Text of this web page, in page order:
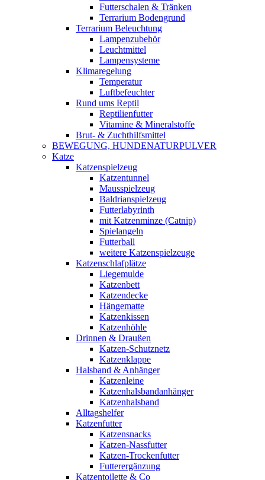
Futterschalen & Tränken
Terrarium Bodengrund
Terrarium Beleuchtung
Lampenzubehör
Leuchtmittel
Lampensysteme
Klimaregelung
Temperatur
Luftbefeuchter
Rund ums Reptil
Reptilienfutter
Vitamine & Mineralstoffe
Brut- & Zuchthilfsmittel
BEWEGUNG, HUNDENATURPULVER
Katze
Katzenspielzeug
Katzentunnel
Mausspielzeug
Baldrianspielzeug
Futterlabyrinth
mit Katzenminze (Catnip)
Spielangeln
Futterball
weitere Katzenspielzeuge
Katzenschlafplätze
Liegemulde
Katzenbett
Katzendecke
Hängematte
Katzenkissen
Katzenhöhle
Drinnen & Draußen
Katzen-Schutznetz
Katzenklappe
Halsband & Anhänger
Katzenleine
Katzenhalsbandanhänger
Katzenhalsband
Alltagshelfer
Katzenfutter
Katzensnacks
Katzen-Nassfutter
Katzen-Trockenfutter
Futterergänzung
Katzentoilette & Co